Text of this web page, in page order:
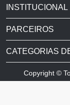
INSTITUCIONAL
PARCEIROS
CATEGORIAS
Copyright ©